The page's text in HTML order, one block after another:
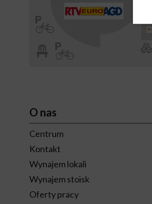
O nas
Centrum
Kontakt
Wynajem lokali
Wynajem stoisk
Oferty pracy